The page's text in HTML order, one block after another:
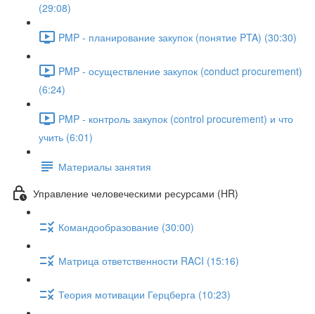
(29:08)
PMP - планирование закупок (понятие PTA) (30:30)
PMP - осуществление закупок (conduct procurement)
(6:24)
PMP - контроль закупок (control procurement) и что
учить (6:01)
Материалы занятия
Управление человеческими ресурсами (HR)
Командообразование (30:00)
Матрица ответственности RACI (15:16)
Теория мотивации Герцберга (10:23)